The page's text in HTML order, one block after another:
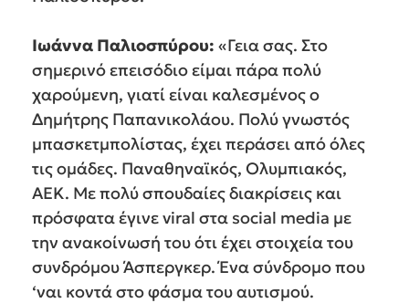
Ιωάννα Παλιοσπύρου: «Γεια σας. Στο
σημερινό επεισόδιο είμαι πάρα πολύ
χαρούμενη, γιατί είναι καλεσμένος ο
Δημήτρης Παπανικολάου. Πολύ γνωστός
μπασκετμπολίστας, έχει περάσει από όλες
τις ομάδες. Παναθηναϊκός, Ολυμπιακός,
ΑΕΚ. Με πολύ σπουδαίες διακρίσεις και
πρόσφατα έγινε viral στα social media με
την ανακοίνωσή του ότι έχει στοιχεία του
συνδρόμου Άσπεργκερ. Ένα σύνδρομο που
‘ναι κοντά στο φάσμα του αυτισμού.